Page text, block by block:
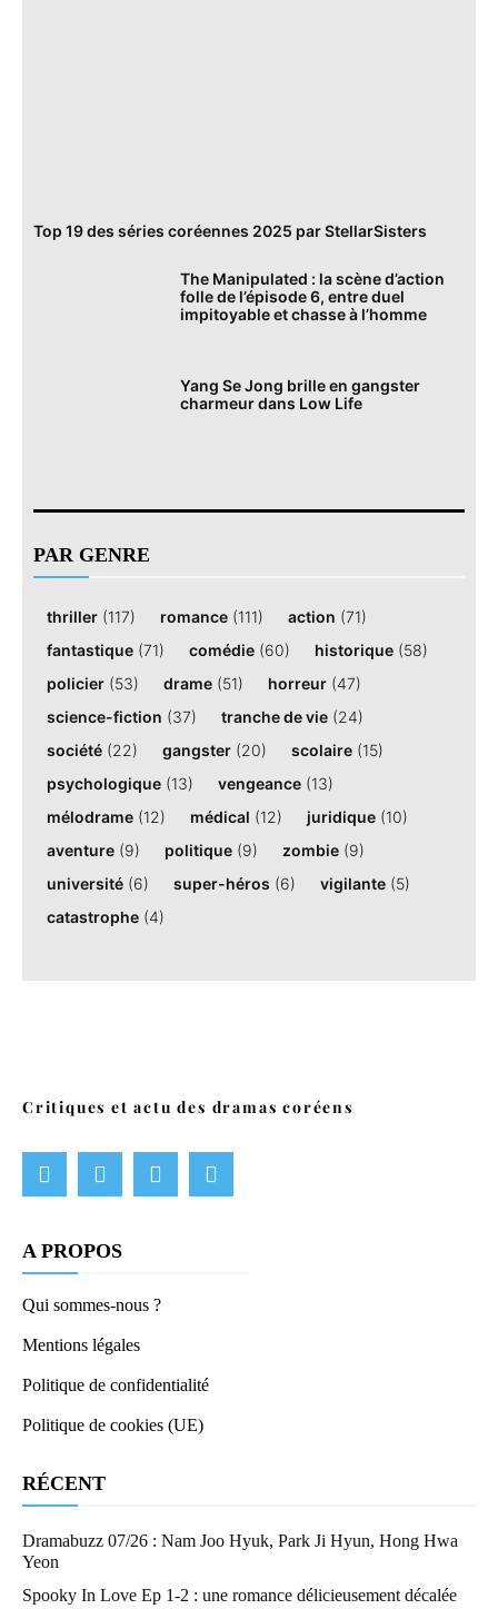
Top 19 des séries coréennes 2025 par StellarSisters
The Manipulated : la scène d’action
folle de l’épisode 6, entre duel
impitoyable et chasse à l’homme
Yang Se Jong brille en gangster
charmeur dans Low Life
PAR GENRE
thriller (117) romance (111) action (71)
fantastique (71) comédie (60) historique (58)
policier (53) drame (51) horreur (47)
science-fiction (37) tranche de vie (24)
société (22) gangster (20) scolaire (15)
psychologique (13) vengeance (13)
mélodrame (12) médical (12) juridique (10)
aventure (9) politique (9) zombie (9)
université (6) super-héros (6) vigilante (5)
catastrophe (4)
Critiques et actu des dramas coréens
A PROPOS
Qui sommes-nous ?
Mentions légales
Politique de confidentialité
Politique de cookies (UE)
RÉCENT
Dramabuzz 07/26 : Nam Joo Hyuk, Park Ji Hyun, Hong Hwa
Yeon
Spooky In Love Ep 1-2 : une romance délicieusement décalée